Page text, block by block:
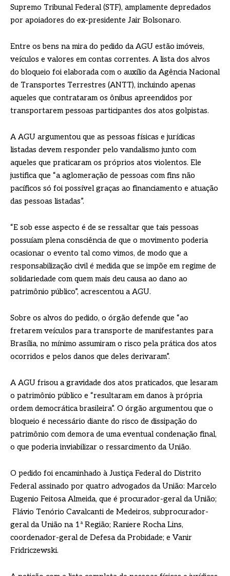
Supremo Tribunal Federal (STF), amplamente depredados
por apoiadores do ex-presidente Jair Bolsonaro.
Entre os bens na mira do pedido da AGU estão imóveis,
veículos e valores em contas correntes. A lista dos alvos
do bloqueio foi elaborada com o auxílio da Agência Nacional
de Transportes Terrestres (ANTT), incluindo apenas
aqueles que contrataram os ônibus apreendidos por
transportarem pessoas participantes dos atos golpistas.
A AGU argumentou que as pessoas físicas e jurídicas
listadas devem responder pelo vandalismo junto com
aqueles que praticaram os próprios atos violentos. Ele
justifica que “a aglomeração de pessoas com fins não
pacíficos só foi possível graças ao financiamento e atuação
das pessoas listadas”.
“E sob esse aspecto é de se ressaltar que tais pessoas
possuíam plena consciência de que o movimento poderia
ocasionar o evento tal como vimos, de modo que a
responsabilização civil é medida que se impõe em regime de
solidariedade com quem mais deu causa ao dano ao
patrimônio público”, acrescentou a AGU.
Sobre os alvos do pedido, o órgão defende que “ao
fretarem veículos para transporte de manifestantes para
Brasília, no mínimo assumiram o risco pela prática dos atos
ocorridos e pelos danos que deles derivaram”.
A AGU frisou a gravidade dos atos praticados, que lesaram
o patrimônio público e “resultaram em danos à própria
ordem democrática brasileira”. O órgão argumentou que o
bloqueio é necessário diante do risco de dissipação do
patrimônio com demora de uma eventual condenação final,
o que poderia inviabilizar o ressarcimento da União.
O pedido foi encaminhado à Justiça Federal do Distrito
Federal assinado por quatro advogados da União: Marcelo
Eugenio Feitosa Almeida, que é procurador-geral da União;
Flávio Tenório Cavalcanti de Medeiros, subprocurador-
geral da União na 1ª Região; Raniere Rocha Lins,
coordenador-geral de Defesa da Probidade; e Vanir
Fridriczewski.